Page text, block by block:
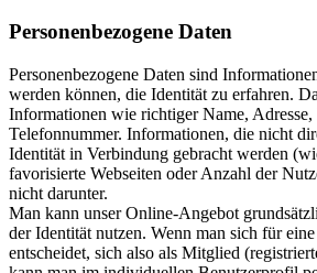
Personenbezogene Daten
Personenbezogene Daten sind
werden können, die Identität zu erfahren.
Informationen wie richtiger Name, Adresse,
Telefonnummer. Informationen, die nicht
Identität in Verbindung gebracht werden
favorisierte Webseiten oder Anzahl der
nicht darunter.
Man kann unser Online-Angebot
der Identität nutzen. Wenn man sich für
entscheidet, sich also als Mitglied